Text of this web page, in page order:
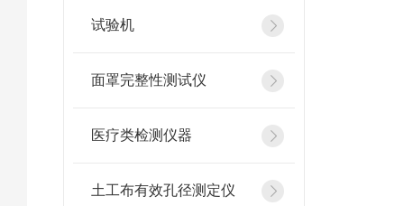
试验机
面罩完整性测试仪
医疗类检测仪器
土工布有效孔径测定仪